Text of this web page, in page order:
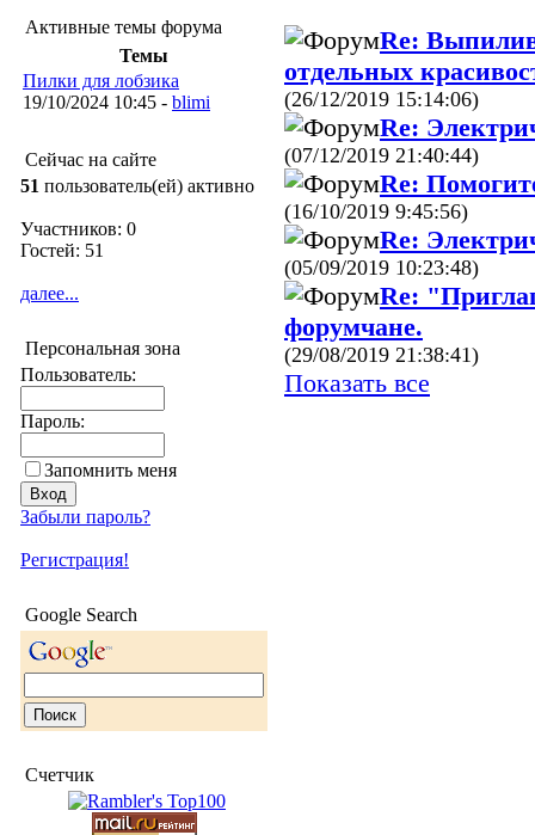
Активные темы форума
Темы
Пилки для лобзика
19/10/2024 10:45 - blimi
Сейчас на сайте
51 пользователь(ей) активно
Участников: 0
Гостей: 51
далее...
Персональная зона
Пользователь:
Пароль:
Запомнить меня
Забыли пароль?
Регистрация!
Google Search
Счетчик
Re:
отдельных
(26/12/2019 15:14:06)
Re:
(07/12/2019 21:40:44)
Re:
(16/10/2019 9:45:56)
Re:
(05/09/2019 10:23:48)
Re:
форумчане.
(29/08/2019 21:38:41)
Показать все